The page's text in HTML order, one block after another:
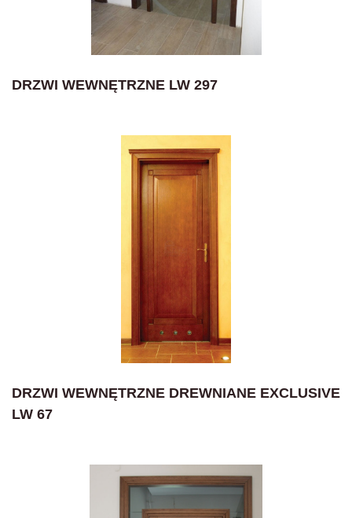
DRZWI WEWNĘTRZNE LW 297
DRZWI WEWNĘTRZNE DREWNIANE EXCLUSIVE
LW 67